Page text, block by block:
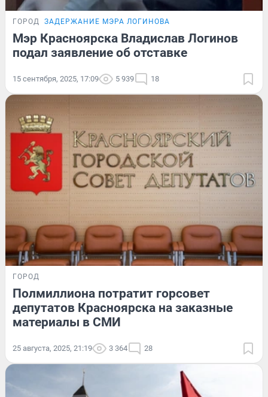
ГОРОД ЗАДЕРЖАНИЕ МЭРА ЛОГИНОВА
Мэр Красноярска Владислав Логинов
подал заявление об отставке
15 сентября, 2025, 17:09 5 939 18
ГОРОД
Полмиллиона потратит горсовет
депутатов Красноярска на заказные
материалы в СМИ
25 августа, 2025, 21:19 3 364 28